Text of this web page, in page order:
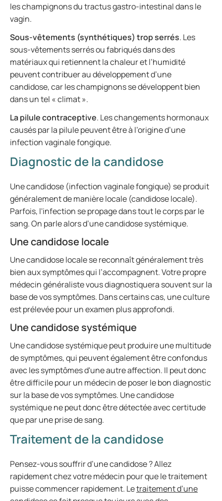
les champignons du tractus gastro-intestinal dans le
vagin.
Sous-vêtements (synthétiques) trop serrés. Les
sous-vêtements serrés ou fabriqués dans des
matériaux qui retiennent la chaleur et l’humidité
peuvent contribuer au développement d’une
candidose, car les champignons se développent bien
dans un tel « climat ».
La pilule contraceptive. Les changements hormonaux
causés par la pilule peuvent être à l’origine d’une
infection vaginale fongique.
Diagnostic de la candidose
Une candidose (infection vaginale fongique) se produit
généralement de manière locale (candidose locale).
Parfois, l'infection se propage dans tout le corps par le
sang. On parle alors d’une candidose systémique.
Une candidose locale
Une candidose locale se reconnaît généralement très
bien aux symptômes qui l’accompagnent. Votre propre
médecin généraliste vous diagnostiquera souvent sur la
base de vos symptômes. Dans certains cas, une culture
est prélevée pour un examen plus approfondi.
Une candidose systémique
Une candidose systémique peut produire une multitude
de symptômes, qui peuvent également être confondus
avec les symptômes d'une autre affection. Il peut donc
être difficile pour un médecin de poser le bon diagnostic
sur la base de vos symptômes. Une candidose
systémique ne peut donc être détectée avec certitude
que par une prise de sang.
Traitement de la candidose
Pensez-vous souffrir d’une candidose ? Allez
rapidement chez votre médecin pour que le traitement
puisse commencer rapidement. Letraitement d’une